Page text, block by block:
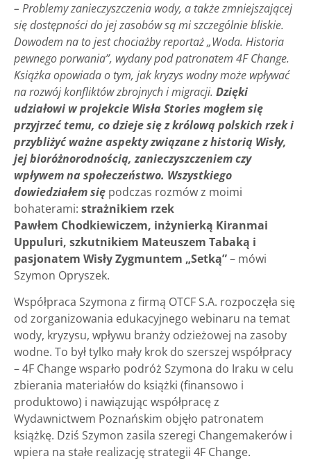
– Problemy zanieczyszczenia wody, a także zmniejszającej
się dostępności do jej zasobów są mi szczególnie bliskie.
Dowodem na to jest chociażby reportaż „Woda. Historia
pewnego porwania”, wydany pod patronatem 4F Change.
Książka opowiada o tym, jak kryzys wodny może wpływać
na rozwój konfliktów zbrojnych i migracji. Dzięki
udziałowi w projekcie Wisła Stories mogłem się
przyjrzeć temu, co dzieje się z królową polskich rzek i
przybliżyć ważne aspekty związane z historią Wisły,
jej bioróżnorodnością, zanieczyszczeniem czy
wpływem na społeczeństwo. Wszystkiego
dowiedziałem się podczas rozmów z moimi
bohaterami: strażnikiem rzek
Pawłem Chodkiewiczem, inżynierką Kiranmai
Uppuluri, szkutnikiem Mateuszem Tabaką i
pasjonatem Wisły Zygmuntem „Setką”– mówi
Szymon Opryszek.
Współpraca Szymona z firmą OTCF S.A. rozpoczęła się
od zorganizowania edukacyjnego webinaru na temat
wody, kryzysu, wpływu branży odzieżowej na zasoby
wodne. To był tylko mały krok do szerszej współpracy
– 4F Change wsparło podróż Szymona do Iraku w celu
zbierania materiałów do książki (finansowo i
produktowo) i nawiązując współpracę z
Wydawnictwem Poznańskim objęło patronatem
książkę. Dziś Szymon zasila szeregi Changemakerów i
wpiera na stałe realizację strategii 4F Change.